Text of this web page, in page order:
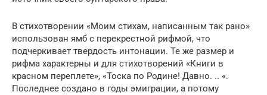
В стихотворении «Моим стихам, написанным так рано»
использован ямб с перекрестной рифмой, что
подчеркивает твердость интонации. Те же размер и
рифма характерны и для стихотворений «Книги в
красном переплете», «Тоска по Родине! Давно. .. «.
Последнее создано в годы эмиграции, а потому